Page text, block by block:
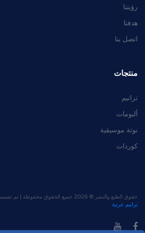
رؤيتنا
هدفنا
اتصل بنا
منتجات
ترانيم
ألبومات
نوتة موسيقية
كوردات
حقوق الطبع والنشر © 2026 جميع الحقوق محفوظة | تم تصميم هذا النموذج
ترانيم عربية